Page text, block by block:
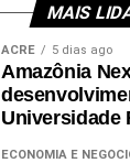
MAIS
ACRE 5 dias ago
Amazônia
Universidade
ECONOMIA E